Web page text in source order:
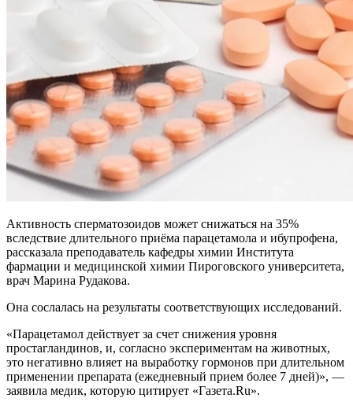
Активность сперматозоидов может снижаться на 35%
вследствие длительного приёма парацетамола и ибупрофена,
рассказала преподаватель кафедры химии Института
фармации и медицинской химии Пироговского университета,
врач Марина Рудакова.
Она сослалась на результаты соответствующих исследований.
«Парацетамол действует за счет снижения уровня
простагландинов, и, согласно экспериментам на животных,
это негативно влияет на выработку гормонов при длительном
применении препарата (ежедневный прием более 7 дней)», —
заявила медик, которую цитирует «Газета.Ru».